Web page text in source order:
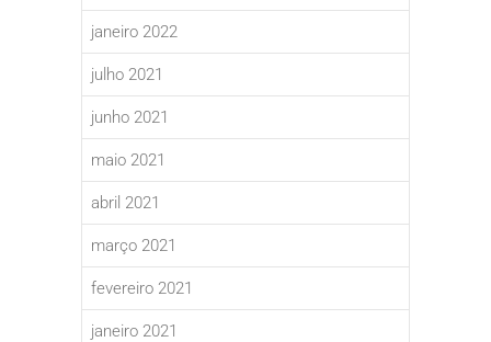
janeiro 2022
julho 2021
junho 2021
maio 2021
abril 2021
março 2021
fevereiro 2021
janeiro 2021